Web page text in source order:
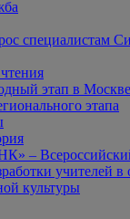
специалистам
этап в Москве
этапа
–
учителей в
культуры